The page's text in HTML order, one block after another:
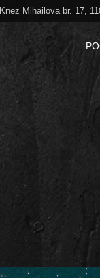
Knez Mihailova br. 17,